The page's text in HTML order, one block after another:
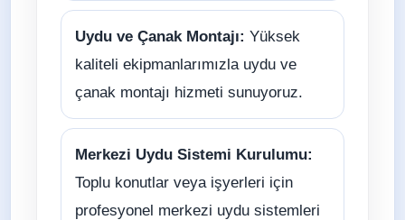
Uydu ve Çanak Montajı: Yüksek
kaliteli ekipmanlarımızla uydu ve
çanak montajı hizmeti sunuyoruz.
Merkezi Uydu Sistemi Kurulumu:
Toplu konutlar veya işyerleri için
profesyonel merkezi uydu sistemleri